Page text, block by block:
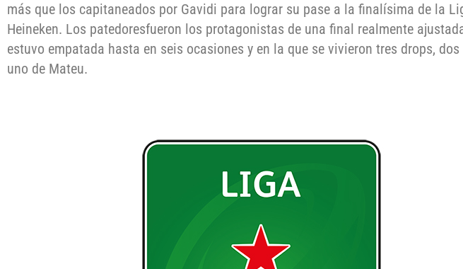
más que los capitaneados por Gavidi para lograr su pase a la finalísima de la
Heineken. Los patedoresfueron los protagonistas de una final realmente
estuvo empatada hasta en seis ocasiones y en la que se vivieron tres drops, dos
uno de Mateu.